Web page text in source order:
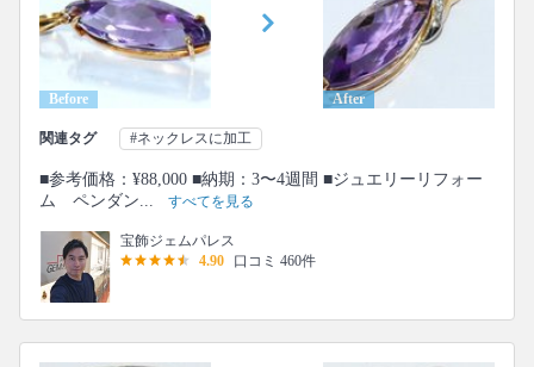
Before After
関連タグ #ネックレスに加工
■参考価格：¥88,000 ■納期：3〜4週間 ■ジュエリーリフォー
ム ペンダン...
すべてを見る
宝飾ジェムパレス
4.90
口コミ 460件